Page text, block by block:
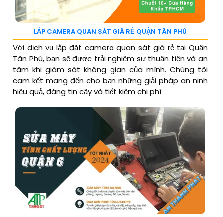
LẮP CAMERA QUAN SÁT GIÁ RẺ QUẬN TÂN PHÚ
Với dịch vụ lắp đặt camera quan sát giá rẻ tại Quận
Tân Phú, bạn sẽ được trải nghiệm sự thuận tiện và an
tâm khi giám sát không gian của mình. Chúng tôi
cam kết mang đến cho bạn những giải pháp an ninh
hiệu quả, đáng tin cậy và tiết kiệm chi phí